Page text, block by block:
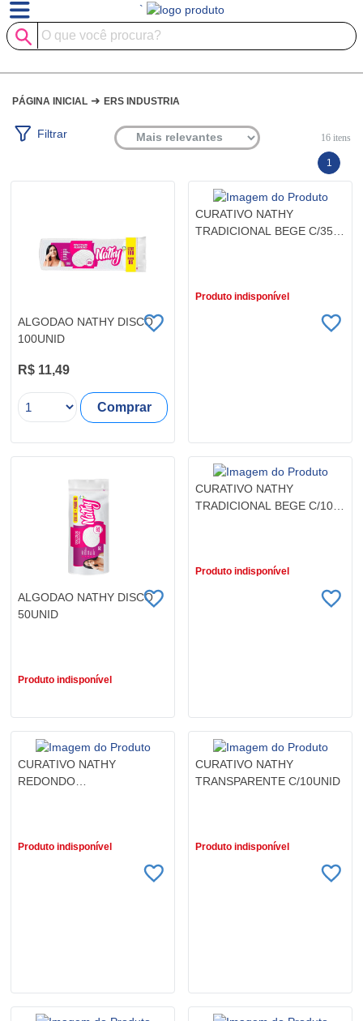
`
PÁGINA INICIAL ➜ ERS INDUSTRIA
Filtrar 16itens
1
ALGODAO NATHY DISCO
100UNID
R$ 11,49
Comprar
CURATIVO NATHY
TRADICIONAL BEGE C/35
Produto indisponível
ALGODAO NATHY DISCO
50UNID
Produto indisponível
CURATIVO NATHY
TRADICIONAL BEGE C/10
Produto indisponível
CURATIVO NATHY
REDONDO
Produto indisponível
CURATIVO NATHY
TRANSPARENTE C/10UNID
Produto indisponível